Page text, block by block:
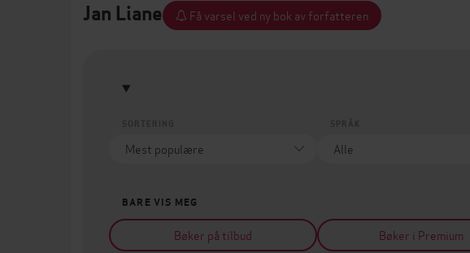
Jan Liane Få varsel ved ny bok av forfatteren
BARE VIS MEG
Bøker på tilbud Bøker i Premium